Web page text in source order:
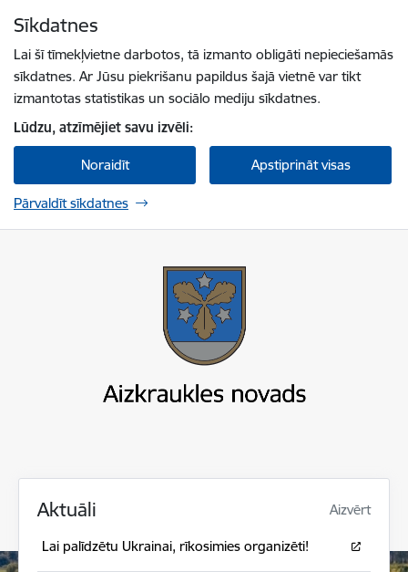
Sīkdatnes
Lai šī tīmekļvietne darbotos, tā izmanto obligāti nepieciešamās
sīkdatnes. Ar Jūsu piekrišanu papildus šajā vietnē var tikt
izmantotas statistikas un sociālo mediju sīkdatnes.
Lūdzu, atzīmējiet savu izvēli:
Noraidīt Apstiprināt visas
Pārvaldīt sīkdatnes
Aktuāli Aizvērt
Lai palīdzētu Ukrainai, rīkosimies organizēti!